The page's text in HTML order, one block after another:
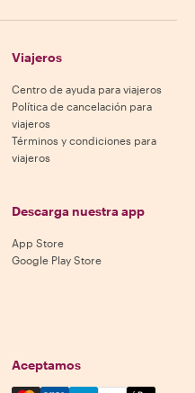
Viajeros
Centro de ayuda para viajeros
Política de cancelación para
viajeros
Términos y condiciones para
viajeros
Descarga nuestra app
App Store
Google Play Store
Aceptamos